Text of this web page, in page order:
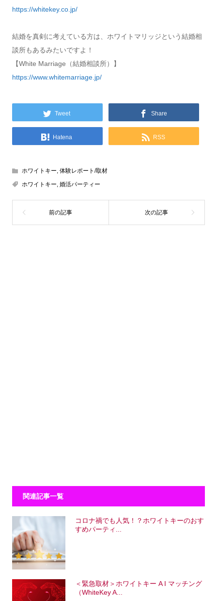
https://whitekey.co.jp/
結婚を真剣に考えている方は、ホワイトマリッジという結婚相
談所もあるみたいですよ！
【White Marriage（結婚相談所）】
https://www.whitemarriage.jp/
Tweet Share
Hatena RSS
ホワイトキー 体験レポート/取材
ホワイトキー 婚活パーティー
関連記事一覧
コロナ禍でも人気！？ホワイトキーのおす
すめパーティ...
＜緊急取材＞ホワイトキー A I マッチング
（WhiteKey A...